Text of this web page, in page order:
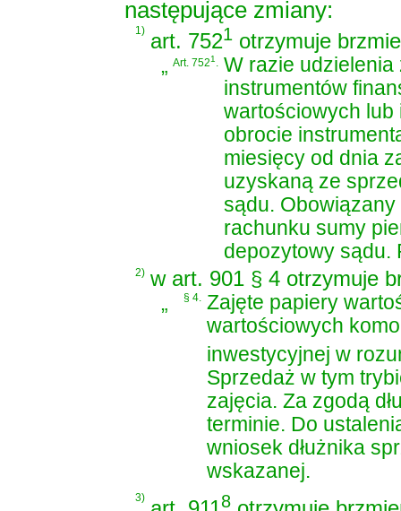
następujące zmiany:
1) art. 7521 otrzymuje
„Art. 7521
W razie
instrumentów
wartościowych lub
obrocie
miesięcy od dnia
uzyskaną ze
sądu.
rachunku sumy
depozytowy sądu.
2) w art. 901 § 4 otrzymuje
„ § 4. Zajęte papiery
wartościowych
inwestycyjnej w
Sprzedaż w tym
zajęcia. Za zgodą
terminie. Do
wniosek dłużnika
wskazanej.
3) 8